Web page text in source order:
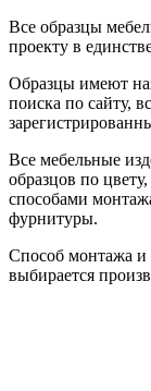
Все образцы
проекту в
Образцы имеют
поиска по сайту,
Все мебельные
образцов по
способами
фурнитуры.
Способ монтажа и
выбирается